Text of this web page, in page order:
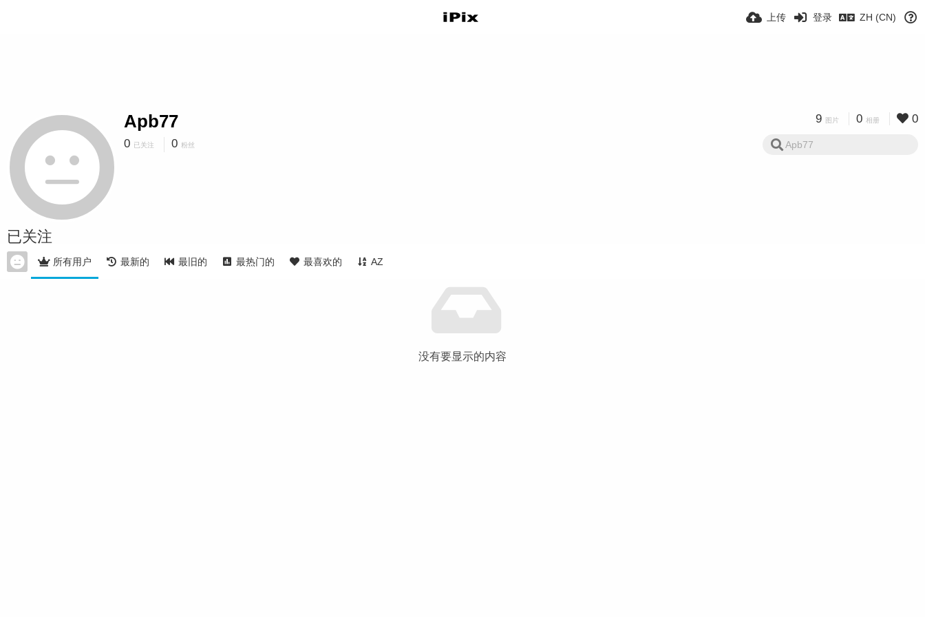
上传 登录 ZH (CN)
Apb77
0 已关注 0 粉丝
9 图片 0 相册 0
已关注
所有用户 最新的 最旧的 最热门的 最喜欢的 AZ
没有要显示的内容